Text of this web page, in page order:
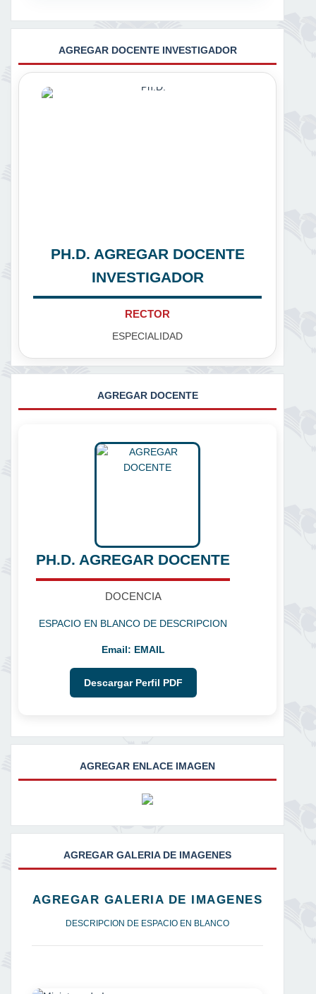
AGREGAR DOCENTE INVESTIGADOR
PH.D. AGREGAR DOCENTE
INVESTIGADOR
RECTOR
ESPECIALIDAD
AGREGAR DOCENTE
PH.D. AGREGAR DOCENTE
DOCENCIA
ESPACIO EN BLANCO DE DESCRIPCION
Email: EMAIL
Descargar Perfil PDF
AGREGAR ENLACE IMAGEN
AGREGAR GALERIA DE IMAGENES
AGREGAR GALERIA DE IMAGENES
DESCRIPCION DE ESPACIO EN BLANCO